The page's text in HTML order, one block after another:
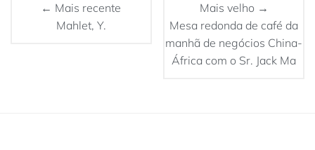
← Mais recente
Mahlet, Y.
Mais velho →
Mesa redonda de café da
manhã de negócios China-
África com o Sr. Jack Ma